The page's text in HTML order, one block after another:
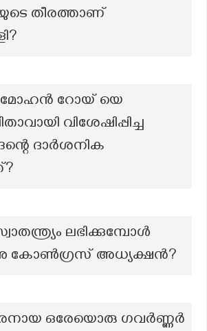
തീരത്താണ്
മോഹൻ റോയ് യെ
വിശേഷിപ്പിച്ച
ദാർശനിക
ലഭിക്കുമ്പോൾ
കോൺഗ്രസ് അധ്യക്ഷൻ?
ഒരേയൊരു ഗവർണ്ണർ